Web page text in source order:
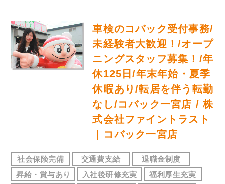
車検のコバック受付事務/
未経験者大歓迎！/オープ
ニングスタッフ募集！/年
休125日/年末年始・夏季
休暇あり/転居を伴う転勤
なし/コバック一宮店 / 株
式会社ファイントラスト
｜コバック一宮店
社会保険完備 交通費支給
退職金制度
昇給・賞与あり
入社後研修充実
福利厚生充実